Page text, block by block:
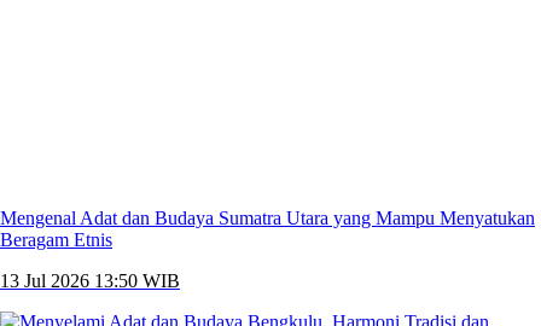
Mengenal Adat dan Budaya Sumatra Utara yang Mampu Menyatukan
Beragam Etnis
13 Jul 2026 13:50 WIB